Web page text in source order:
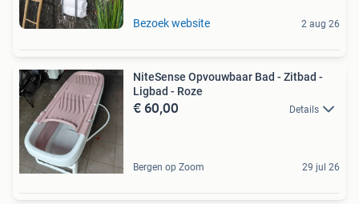
Bezoek website 2 aug 26
NiteSense Opvouwbaar Bad - Zitbad -
Ligbad - Roze
€ 60,00 Details
Bergen op Zoom 29 jul 26